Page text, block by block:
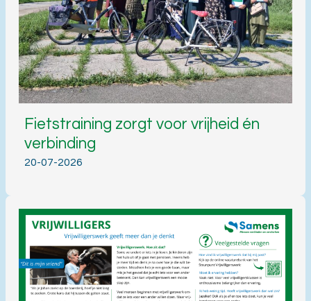
Fietstraining zorgt voor vrijheid én
verbinding
20-07-2026